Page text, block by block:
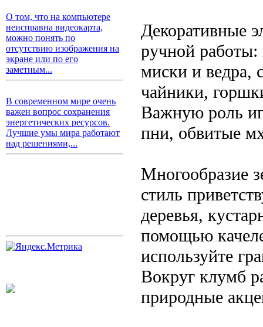
О том, что на компьютере
неисправна видеокарта,
можно понять по
отсутствию изображения на
экране или по его
заметным...
В современном мире очень
важен вопрос сохранения
энергетических ресурсов.
Лучшие умы мира работают
над решениями,...
Декоративные
ручной
миски и ведра,
чайники,
Важную роль
пни, обвитые
Многообразие
стиль
деревья,
помощью
используйте
Вокруг клумб
природные